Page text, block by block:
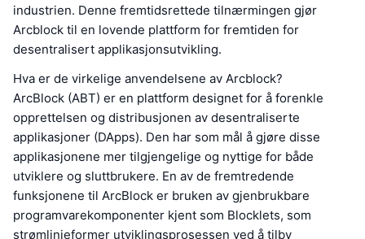
industrien. Denne fremtidsrettede tilnærmingen gjør
Arcblock til en lovende plattform for fremtiden for
desentralisert applikasjonsutvikling.
Hva er de virkelige anvendelsene av Arcblock?
ArcBlock (ABT) er en plattform designet for å forenkle
opprettelsen og distribusjonen av desentraliserte
applikasjoner (DApps). Den har som mål å gjøre disse
applikasjonene mer tilgjengelige og nyttige for både
utviklere og sluttbrukere. En av de fremtredende
funksjonene til ArcBlock er bruken av gjenbrukbare
programvarekomponenter kjent som Blocklets, som
strømlinjeformer utviklingsprosessen ved å tilby